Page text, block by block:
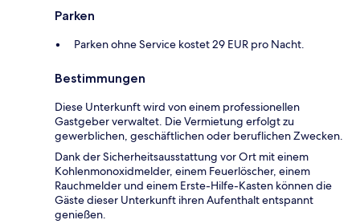
Parken
Parken ohne Service kostet 29 EUR pro Nacht.
Bestimmungen
Diese Unterkunft wird von einem professionellen
Gastgeber verwaltet. Die Vermietung erfolgt zu
gewerblichen, geschäftlichen oder beruflichen Zwecken.
Dank der Sicherheitsausstattung vor Ort mit einem
Kohlenmonoxidmelder, einem Feuerlöscher, einem
Rauchmelder und einem Erste-Hilfe-Kasten können die
Gäste dieser Unterkunft ihren Aufenthalt entspannt
genießen.